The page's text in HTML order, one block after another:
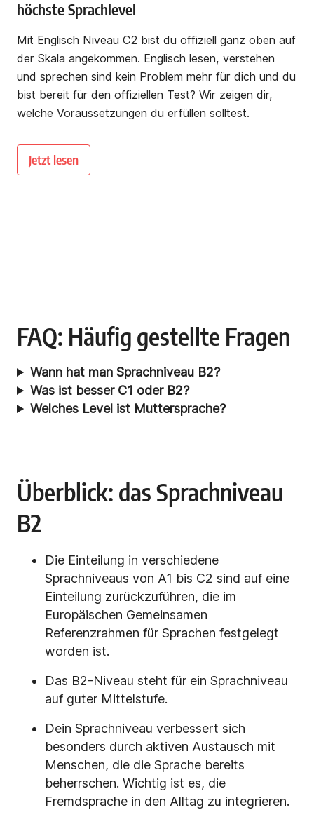
höchste Sprachlevel
Mit Englisch Niveau C2 bist du offiziell ganz oben auf
der Skala angekommen. Englisch lesen, verstehen
und sprechen sind kein Problem mehr für dich und du
bist bereit für den offiziellen Test? Wir zeigen dir,
welche Voraussetzungen du erfüllen solltest.
Jetzt lesen
FAQ: Häufig gestellte Fragen
Wann hat man Sprachniveau B2?
Was ist besser C1 oder B2?
Welches Level ist Muttersprache?
Überblick: das Sprachniveau
B2
Die Einteilung in verschiedene
Sprachniveaus von A1 bis C2 sind auf eine
Einteilung zurückzuführen, die im
Europäischen Gemeinsamen
Referenzrahmen für Sprachen festgelegt
worden ist.
Das B2-Niveau steht für ein Sprachniveau
auf guter Mittelstufe.
Dein Sprachniveau verbessert sich
besonders durch aktiven Austausch mit
Menschen, die die Sprache bereits
beherrschen. Wichtig ist es, die
Fremdsprache in den Alltag zu integrieren.